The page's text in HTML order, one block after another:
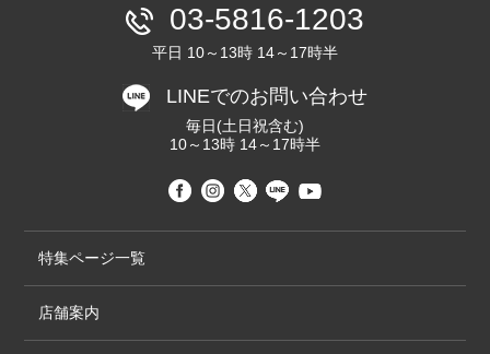
03-5816-1203
平日 10～13時 14～17時半
LINEでのお問い合わせ
毎日(土日祝含む)
10～13時 14～17時半
特集ページ一覧
店舗案内